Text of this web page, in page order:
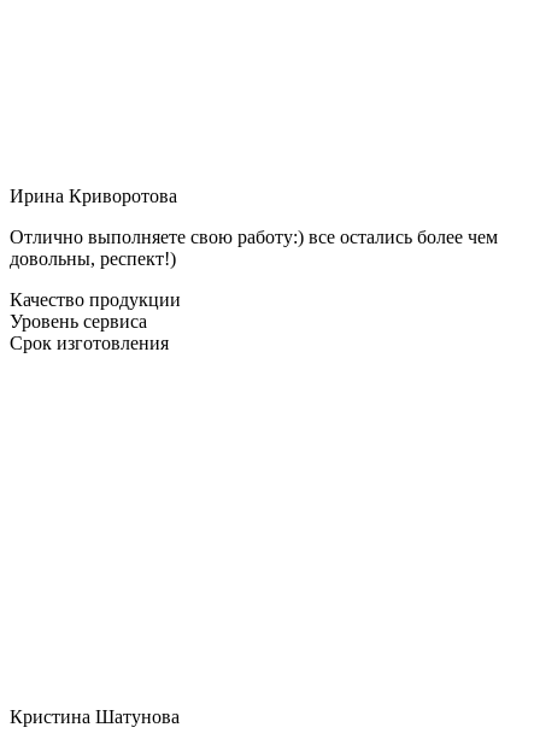
Ирина Криворотова
Отлично выполняете свою работу:) все остались более чем
довольны, респект!)
Качество продукции
Уровень сервиса
Срок изготовления
Кристина Шатунова